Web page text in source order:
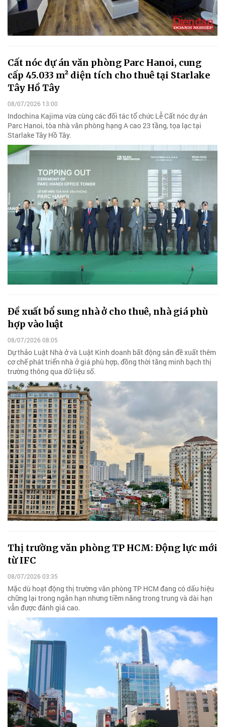
Cất nóc dự án văn phòng Parc Hanoi, cung
cấp 45.033 m² diện tích cho thuê tại Starlake
Tây Hồ Tây
08/07/2026 13:00
Indochina Kajima vừa cùng các đối tác tổ chức Lễ Cất nóc dự án
Parc Hanoi, tòa nhà văn phòng hạng A cao 23 tầng, tọa lạc tại
Starlake Tây Hồ Tây.
Đề xuất bổ sung nhà ở cho thuê, nhà giá phù
hợp vào luật
08/07/2026 08:05
Dự thảo Luật Nhà ở và Luật Kinh doanh bất động sản đề xuất thêm
cơ chế phát triển nhà ở giá phù hợp, đồng thời tăng minh bạch thị
trường thông qua dữ liệu số.
Thị trường văn phòng TP HCM: Động lực mới
từ IFC
08/07/2026 03:35
Mặc dù hoạt động thị trường văn phòng TP HCM đang có dấu hiệu
chững lại trong ngắn hạn nhưng tiềm năng trong trung và dài hạn
vẫn được đánh giá cao.